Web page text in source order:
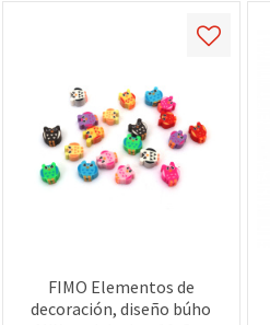
FIMO Elementos de
decoración, diseño búho